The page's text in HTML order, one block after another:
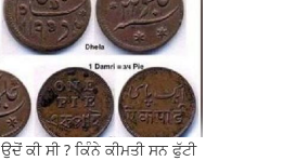
ਕੀ ਸੀ ? ਕਿੰਨੇ ਕੀਮਤੀ ਸਨ ਫੁੱਟੀ